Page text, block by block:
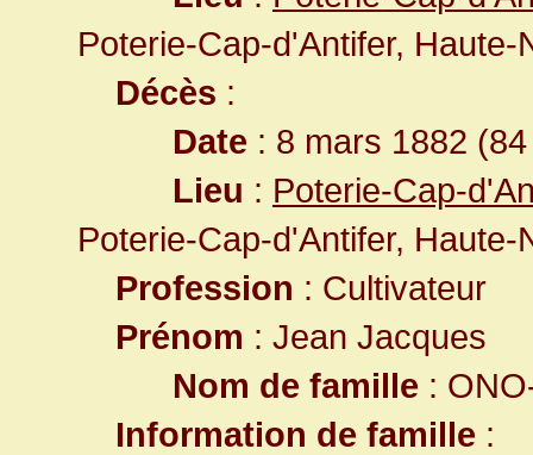
Poterie-Cap-d'Antifer, Haute-
Décès :
Date : 8 mars 1882
Lieu : Poterie-Cap-
Poterie-Cap-d'Antifer, Haute-
Profession : Cultivateur
Prénom : Jean Jacques
Nom de famille :
Information de famille :